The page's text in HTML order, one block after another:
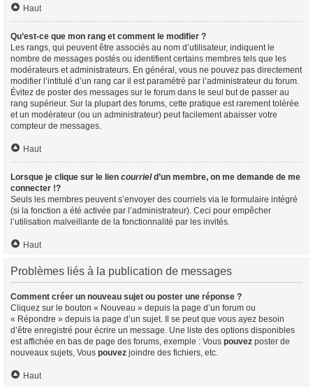
Haut
Qu’est-ce que mon rang et comment le modifier ?
Les rangs, qui peuvent être associés au nom d’utilisateur, indiquent le
nombre de messages postés ou identifient certains membres tels que les
modérateurs et administrateurs. En général, vous ne pouvez pas directement
modifier l’intitulé d’un rang car il est paramétré par l’administrateur du forum.
Évitez de poster des messages sur le forum dans le seul but de passer au
rang supérieur. Sur la plupart des forums, cette pratique est rarement tolérée
et un modérateur (ou un administrateur) peut facilement abaisser votre
compteur de messages.
Haut
Lorsque je clique sur le lien courrield’un membre, on me demande de me
connecter !?
Seuls les membres peuvent s’envoyer des courriels via le formulaire intégré
(si la fonction a été activée par l’administrateur). Ceci pour empêcher
l’utilisation malveillante de la fonctionnalité par les invités.
Haut
Problèmes liés à la publication de messages
Comment créer un nouveau sujet ou poster une réponse ?
Cliquez sur le bouton « Nouveau » depuis la page d’un forum ou
« Répondre » depuis la page d’un sujet. Il se peut que vous ayez besoin
d’être enregistré pour écrire un message. Une liste des options disponibles
est affichée en bas de page des forums, exemple : Vous pouvez poster de
nouveaux sujets, Vous pouvez joindre des fichiers, etc.
Haut